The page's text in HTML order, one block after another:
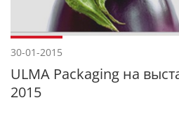
30-01-2015
ULMA Packaging на
2015